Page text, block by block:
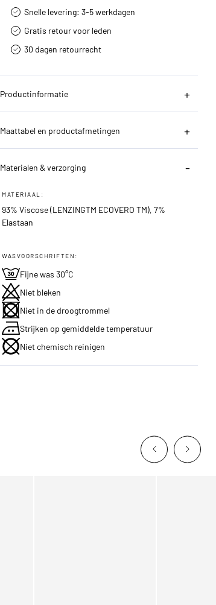
Snelle levering: 3-5 werkdagen
Gratis retour voor leden
30 dagen retourrecht­
Productinformatie
Maattabel en productafmetingen
Materialen & verzorging
MATERIAAL:
93% Viscose (LENZINGTM ECOVERO TM), 7%
Elastaan
WASVOORSCHRIFTEN:
Fijne was 30°C
Niet bleken
Niet in de droogtrommel
Strijken op gemiddelde temperatuur
Niet chemisch reinigen